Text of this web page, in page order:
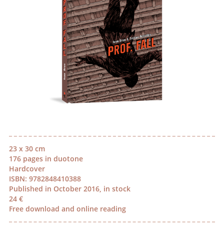
23 x 30 cm
176 pages in duotone
Hardcover
ISBN: 9782848410388
Published in October 2016, in stock
24 €
Free download and online reading